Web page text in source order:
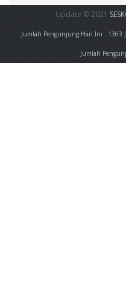
Update © 2021
Jumlah Pengunjung Hari Ini : 1363
Jumlah